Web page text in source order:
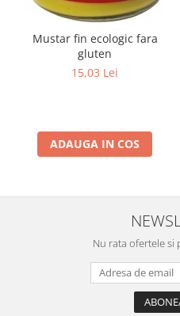
Mustar fin ecologic fara
gluten
15,03 Lei
ADAUGA IN COS
Nu rata ofertele